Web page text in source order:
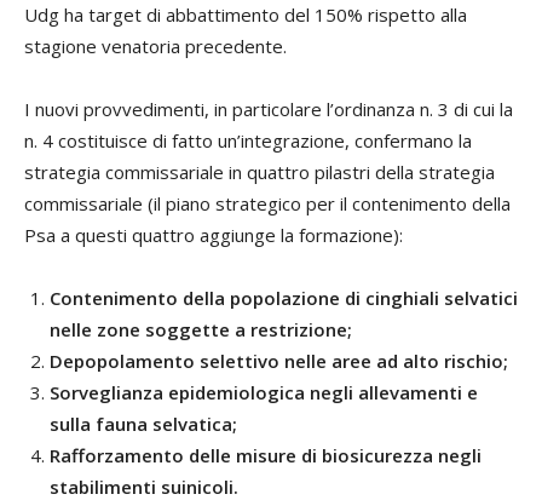
Udg ha target di abbattimento del 150% rispetto alla
stagione venatoria precedente.
I nuovi provvedimenti, in particolare l’ordinanza n. 3 di cui la
n. 4 costituisce di fatto un’integrazione, confermano la
strategia commissariale in quattro pilastri della strategia
commissariale (il piano strategico per il contenimento della
Psa a questi quattro aggiunge la formazione):
Contenimento della popolazione di cinghiali selvatici
nelle zone soggette a restrizione;
Depopolamento selettivo nelle aree ad alto rischio;
Sorveglianza epidemiologica negli allevamenti e
sulla fauna selvatica;
Rafforzamento delle misure di biosicurezza negli
stabilimenti suinicoli.